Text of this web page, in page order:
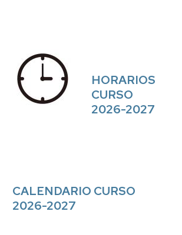
HORARIOS
CURSO
2026-2027
CALENDARIO CURSO
2026-2027